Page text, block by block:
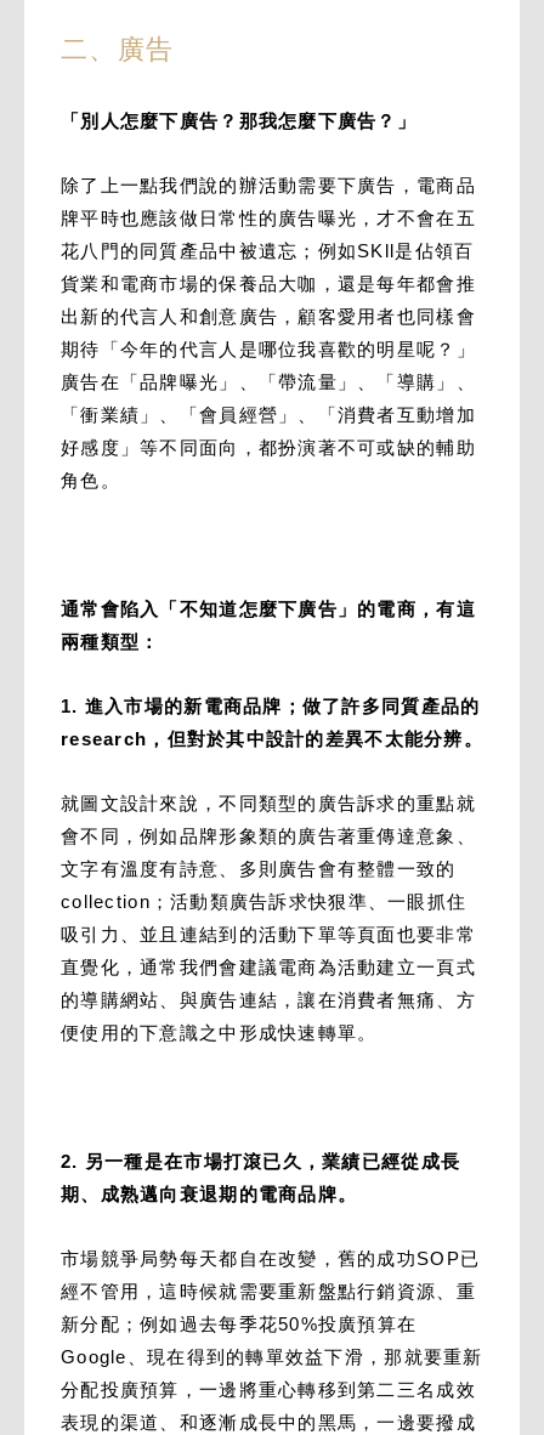
二、廣告
「別人怎麼下廣告？那我怎麼下廣告？」
除了上一點我們說的辦活動需要下廣告，電商品
牌平時也應該做日常性的廣告曝光，才不會在五
花八門的同質產品中被遺忘；例如SKll是佔領百
貨業和電商市場的保養品大咖，還是每年都會推
出新的代言人和創意廣告，顧客愛用者也同樣會
期待「今年的代言人是哪位我喜歡的明星呢？」
廣告在「品牌曝光」、「帶流量」、「導購」、
「衝業績」、「會員經營」、「消費者互動增加
好感度」等不同面向，都扮演著不可或缺的輔助
角色。
通常會陷入「不知道怎麼下廣告」的電商，有這
兩種類型：
1. 進入市場的新電商品牌；做了許多同質產品的
research，但對於其中設計的差異不太能分辨。
就圖文設計來說，不同類型的廣告訴求的重點就
會不同，例如品牌形象類的廣告著重傳達意象、
文字有溫度有詩意、多則廣告會有整體一致的
collection；活動類廣告訴求快狠準、一眼抓住
吸引力、並且連結到的活動下單等頁面也要非常
直覺化，通常我們會建議電商為活動建立一頁式
的導購網站、與廣告連結，讓在消費者無痛、方
便使用的下意識之中形成快速轉單。
2. 另一種是在市場打滾已久，業績已經從成長
期、成熟邁向衰退期的電商品牌。
市場競爭局勢每天都自在改變，舊的成功SOP已
經不管用，這時候就需要重新盤點行銷資源、重
新分配；例如過去每季花50%投廣預算在
Google、現在得到的轉單效益下滑，那就要重新
分配投廣預算，一邊將重心轉移到第二三名成效
表現的渠道、和逐漸成長中的黑馬，一邊要撥成